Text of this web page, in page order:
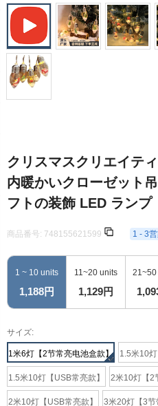
クリスマスクリエイテ
内暖かいクローゼット
フトの装飾 LED ランプ
商品番号: 748155621599 1 - 3
1 ~ 10 units
1,188円
11~20 units
1,129円
サイズ:
1米6灯【2节常亮电池盒款】 1.5米10灯
1.5米10灯【USB常亮款】 2米10灯【2
2米10灯【USB常亮款】 3米20灯【3节